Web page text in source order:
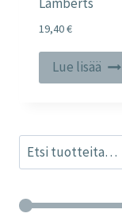
19,40€
Lue lisää
Etsi: